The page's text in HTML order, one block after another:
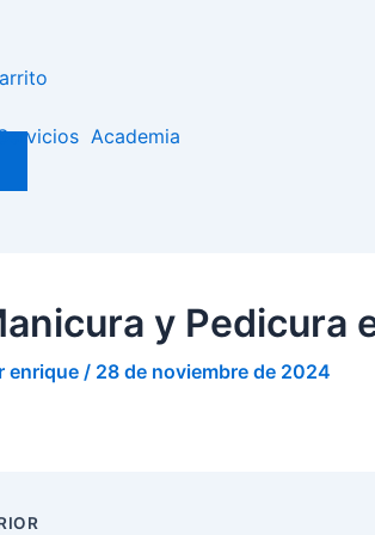
Academia
y Pedicura
enrique / 28 de noviembre de 2024